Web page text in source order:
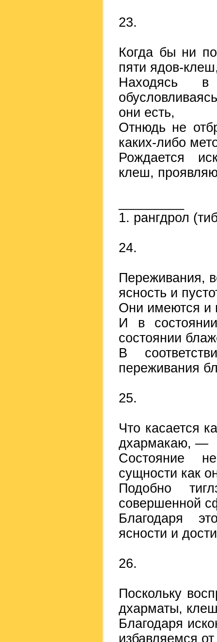
23.
Когда бы ни
пяти ядов-
Находясь в
они есть,
Отнюдь не
каких-либо
Рождается
клеш,
1. рангдрол
24.
Переживания,
ясность и
Они имеются и
И в
состоянии
В
переживания
25.
Что касается
дхармакаю, —
Состояние
сущности как
Подобно
совершенной
Благодаря
ясности и
26.
Поскольку
дхарматы,
Благодаря
избавляемся